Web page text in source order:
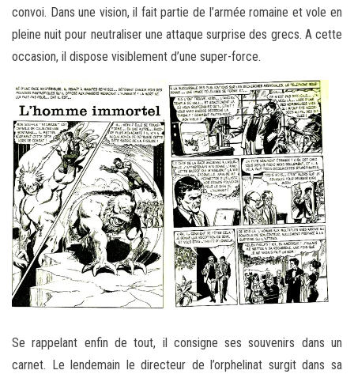
convoi. Dans une vision, il fait partie de l’armée romaine et vole en
pleine nuit pour neutraliser une attaque surprise des grecs. A cette
occasion, il dispose visiblement d’une super-force.
Se rappelant enfin de tout, il consigne ses souvenirs dans un
carnet. Le lendemain le directeur de l’orphelinat surgit dans sa